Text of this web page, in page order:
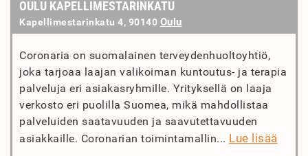
OULU KAPELLIMESTARINKATU
Kapellimestarinkatu 4, 90140 Oulu
Coronaria on suomalainen terveydenhuoltoyhtiö,
joka tarjoaa laajan valikoiman kuntoutus- ja terapia
palveluja eri asiakasryhmille. Yrityksellä on laaja
verkosto eri puolilla Suomea, mikä mahdollistaa
palveluiden saatavuuden ja saavutettavuuden
asiakkaille. Coronarian toimintamallin... Lue lisää